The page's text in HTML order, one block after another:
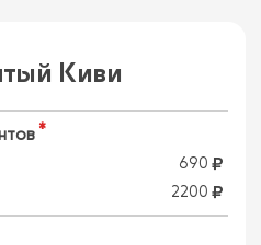
Киви
690
2200